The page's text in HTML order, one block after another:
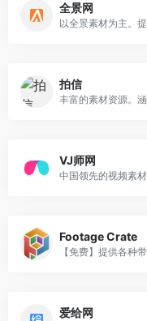
全景网
拍信
VJ师网
Footage Crate
爱给网